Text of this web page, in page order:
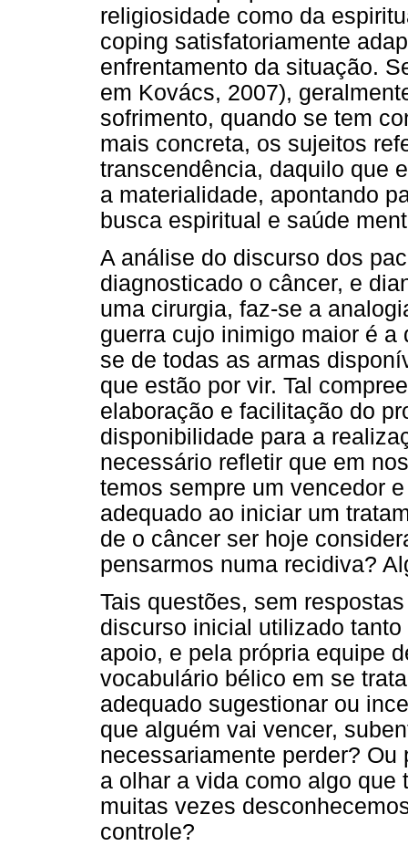
religiosidade como da
coping satisfatoriamente
enfrentamento da situação.
em Kovács, 2007),
sofrimento, quando se tem
mais concreta, os sujeitos
transcendência, daquilo que
a materialidade, apontando
busca espiritual e saúde
A análise do discurso dos
diagnosticado o câncer, e
uma cirurgia, faz-se a
guerra cujo inimigo maior é
se de todas as armas
que estão por vir. Tal
elaboração e facilitação do
disponibilidade para a
necessário refletir que em
temos sempre um vencedor
adequado ao iniciar um
de o câncer ser hoje
pensarmos numa recidiva?
Tais questões, sem
discurso inicial utilizado
apoio, e pela própria equipe
vocabulário bélico em se
adequado sugestionar ou
que alguém vai vencer,
necessariamente perder?
a olhar a vida como algo
muitas vezes
controle?